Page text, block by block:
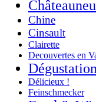
Chine
Cinsault
Clairette
Decouvertes en
Dégustation
Délicieux !
Feinschmecker